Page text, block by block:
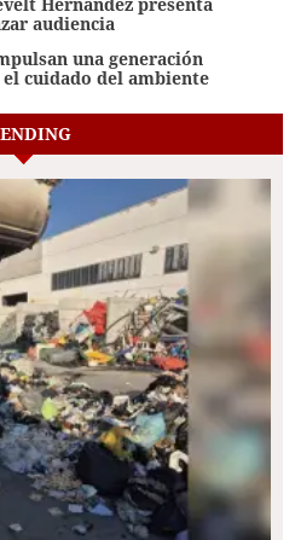
audiencia
una generación
cuidado del ambiente